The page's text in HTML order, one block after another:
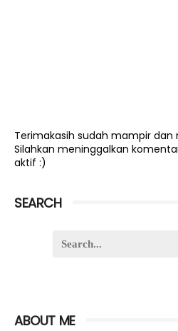
Terimakasih sudah mampir
Silahkan meninggalkan
aktif :)
SEARCH
ABOUT ME